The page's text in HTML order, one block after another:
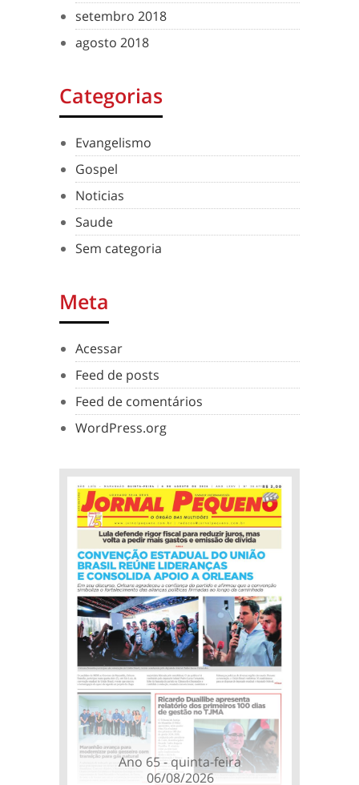
setembro 2018
agosto 2018
Categorias
Evangelismo
Gospel
Noticias
Saude
Sem categoria
Meta
Acessar
Feed de posts
Feed de comentários
WordPress.org
Ano 65 - quinta-feira
06/08/2026